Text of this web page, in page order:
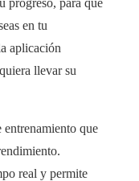
en tu
aplicación
llevar su
que
real y permite